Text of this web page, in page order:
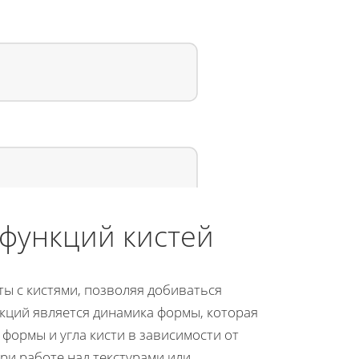
кистей
с кистями, позволяя добиваться
является динамика формы, которая
и угла кисти в зависимости от